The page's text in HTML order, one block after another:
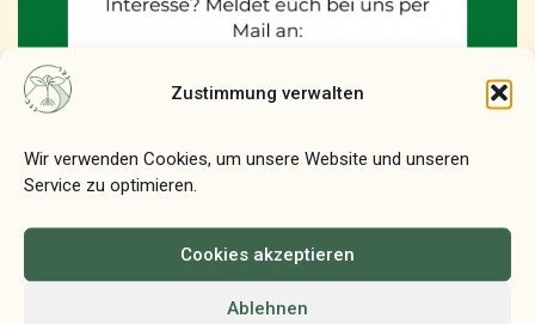
Zustimmung verwalten
Wir verwenden Cookies, um unsere Website und unseren
Service zu optimieren.
Cookies akzeptieren
Ablehnen
Machane Hadracha 2021/2022: Info-
13. Oktober 2021
Diese Woche ist es soweit, wir starten in eine neue Runde